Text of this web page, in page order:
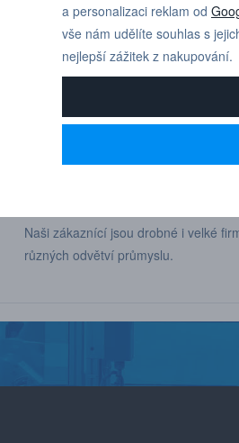
Pro technické
Naši zákaznící jsou drobné i velké
různých odvětví průmyslu.
a personalizaci reklam od
vše nám udělíte souhlas s
nejlepší zážitek z nakupování.